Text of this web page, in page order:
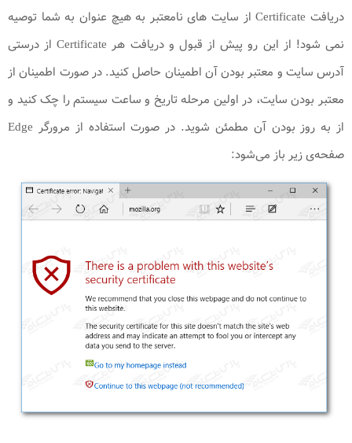
دریافت Certificate از سایت های نامعتبر به هیچ عنوان به شما توصیه
نمی شود! از این رو پیش از قبول و دریافت هر Certificate از درستی
آدرس سایت و معتبر بودن آن اطمینان حاصل کنید. در صورت اطمینان از
معتبر بودن سایت، در اولین مرحله تاریخ و ساعت سیستم را چک کنید و
از به روز بودن آن مطمئن شوید. در صورت استفاده از مرورگر Edge
صفحه‌ی زیر باز می‌شود: